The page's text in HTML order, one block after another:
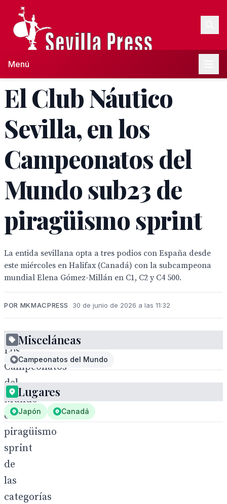
Menú
El Club Náutico
Sevilla, en los
Campeonatos del
Mundo sub23 de
piragüismo sprint
La entida sevillana opta a tres podios con España desde
este miércoles en Halifax (Canadá) con la subcampeona
mundial Elena Gómez-Millán en C1, C2 y C4 500.
POR MKMACPRESS 30 de junio de 2026 a las 11:32
Los
Campeonatos
del
Mundo
de
piragüismo
sprint
de
las
categorías
Misceláneas
Campeonatos del Mundo
Lugares
Japón Canadá